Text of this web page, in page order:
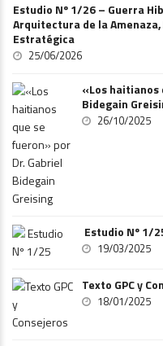
Estudio Nº 1/26 – Guerra
Arquitectura de la
Estratégica
25/06/2026
«Los haitianos
Bidegain
26/10/2025
Estudio Nº 1/
19/03/2025
Texto GPC y
18/01/2025